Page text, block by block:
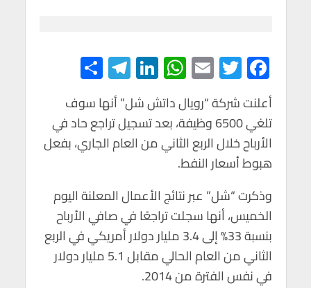
F
ac
e
b
o
o
k
T
wi
tt
er
E
m
ail
W
h
at
s
A
p
p
Li
n
ke
dI
n
Te
le
gr
a
m
h
ar
e
أعلنت شركة “رويال داتش شل” أنها سوف
تلغي 6500 وظيفة، بعد تسجيل تراجع حاد في
الأرباح خلال الربع الثاني من العام الجاري، بفعل
هبوط أسعار النفط.
وذكرت “شل” عبر نتائج الأعمال المعلنة اليوم
الخميس، أنها سجلت تراجعًا في صافي الأرباح
بنسبة 33% إلى 3.4 مليار دولار أمريكي في الربع
الثاني من العام الحالي مقابل 5.1 مليار دولار
في نفس الفترة من 2014.